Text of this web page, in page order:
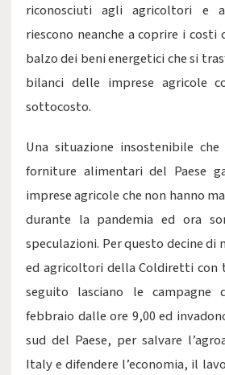
riconosciuti agli agricoltori e
riescono neanche a coprire i
balzo dei beni energetici che si
bilanci delle imprese agricole
sottocosto.
Una situazione insostenibile
forniture alimentari del Paese
imprese agricole che non hanno
durante la pandemia ed ora
speculazioni. Per questo decine
ed agricoltori della Coldiretti
seguito lasciano le campagne
febbraio dalle ore 9,00 ed
sud del Paese, per salvare
Italy e difendere l’economia, il